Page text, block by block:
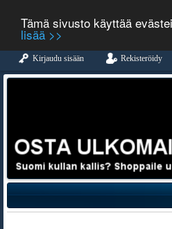
Tämä sivusto käyttää
lisää >>
Kirjaudu sisään Rekisteröidy